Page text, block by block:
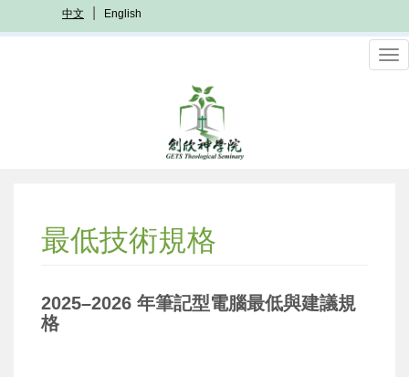
至
中文 English
最低技術規格
2025–2026 年筆記型電腦最低與建議規
格